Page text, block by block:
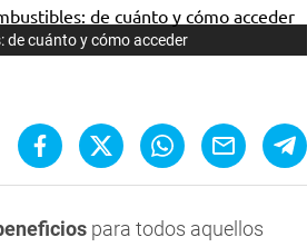
de cuánto y cómo acceder
para todos aquellos